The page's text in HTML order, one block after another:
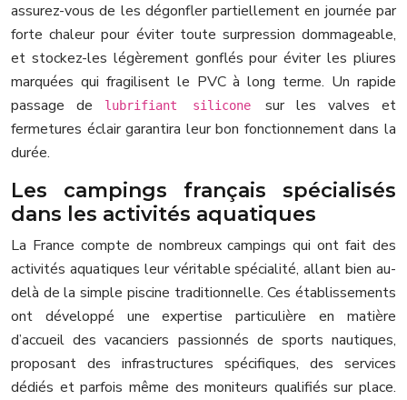
assurez-vous de les dégonfler partiellement en journée par
forte chaleur pour éviter toute surpression dommageable,
et stockez-les légèrement gonflés pour éviter les pliures
marquées qui fragilisent le PVC à long terme. Un rapide
passage de
lubrifiant siliconesur les valves et
fermetures éclair garantira leur bon fonctionnement dans la
durée.
Les campings français spécialisés
dans les activités aquatiques
La France compte de nombreux campings qui ont fait des
activités aquatiques leur véritable spécialité, allant bien au-
delà de la simple piscine traditionnelle. Ces établissements
ont développé une expertise particulière en matière
d’accueil des vacanciers passionnés de sports nautiques,
proposant des infrastructures spécifiques, des services
dédiés et parfois même des moniteurs qualifiés sur place.